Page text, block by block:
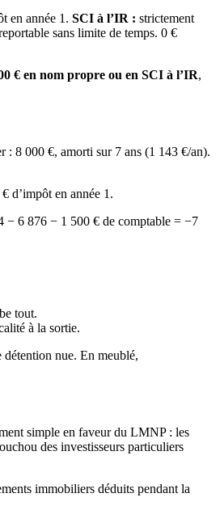
en année 1. SCI à l’IR : strictement
sans limite de temps. 0 €
€ en nom propre ou en SCI à l’IR,
: 8 000 €, amorti sur 7 ans (1 143 €/an).
d’impôt en année 1.
− 6 876 − 1 500 € de comptable = −7
tout.
à la sortie.
détention nue. En meublé,
simple en faveur du LMNP : les
des investisseurs particuliers
immobiliers déduits pendant la